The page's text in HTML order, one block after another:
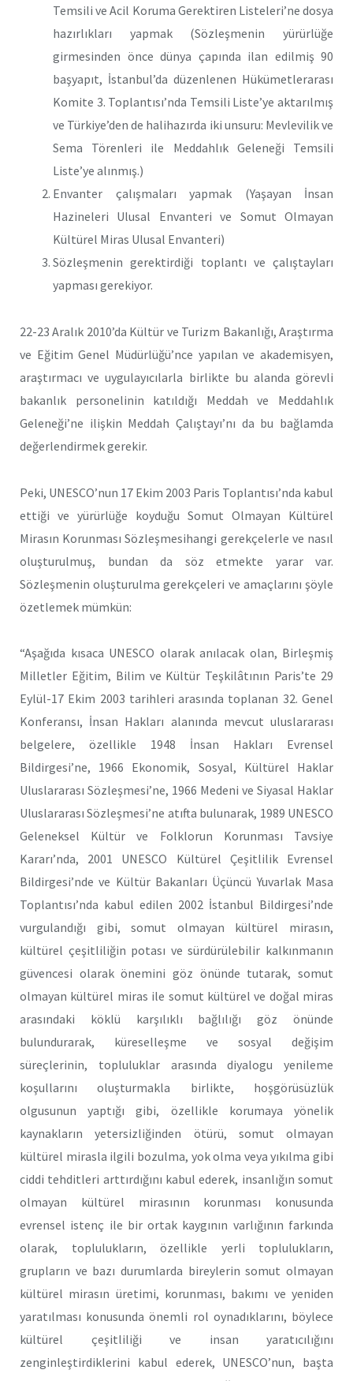
Temsili ve Acil Koruma Gerektiren Listeleri’ne dosya
hazırlıkları yapmak (Sözleşmenin yürürlüğe
girmesinden önce dünya çapında ilan edilmiş 90
başyapıt, İstanbul’da düzenlenen Hükümetlerarası
Komite 3. Toplantısı’nda Temsili Liste’ye aktarılmış
ve Türkiye’den de halihazırda iki unsuru: Mevlevilik ve
Sema Törenleri ile Meddahlık Geleneği Temsili
Liste’ye alınmış.)
Envanter çalışmaları yapmak (Yaşayan İnsan
Hazineleri Ulusal Envanteri ve Somut Olmayan
Kültürel Miras Ulusal Envanteri)
Sözleşmenin gerektirdiği toplantı ve çalıştayları
yapması gerekiyor.
22-23 Aralık 2010’da Kültür ve Turizm Bakanlığı, Araştırma
ve Eğitim Genel Müdürlüğü’nce yapılan ve akademisyen,
araştırmacı ve uygulayıcılarla birlikte bu alanda görevli
bakanlık personelinin katıldığı Meddah ve Meddahlık
Geleneği’ne ilişkin Meddah Çalıştayı’nı da bu bağlamda
değerlendirmek gerekir.
Peki, UNESCO’nun 17 Ekim 2003 Paris Toplantısı’nda kabul
ettiği ve yürürlüğe koyduğu Somut Olmayan Kültürel
Mirasın Korunması Sözleşmesihangi gerekçelerle ve nasıl
oluşturulmuş, bundan da söz etmekte yarar var.
Sözleşmenin oluşturulma gerekçeleri ve amaçlarını şöyle
özetlemek mümkün:
“Aşağıda kısaca UNESCO olarak anılacak olan, Birleşmiş
Milletler Eğitim, Bilim ve Kültür Teşkilâtının Paris’te 29
Eylül-17 Ekim 2003 tarihleri arasında toplanan 32. Genel
Konferansı, İnsan Hakları alanında mevcut uluslararası
belgelere, özellikle 1948 İnsan Hakları Evrensel
Bildirgesi’ne, 1966 Ekonomik, Sosyal, Kültürel Haklar
Uluslararası Sözleşmesi’ne, 1966 Medeni ve Siyasal Haklar
Uluslararası Sözleşmesi’ne atıfta bulunarak, 1989 UNESCO
Geleneksel Kültür ve Folklorun Korunması Tavsiye
Kararı’nda, 2001 UNESCO Kültürel Çeşitlilik Evrensel
Bildirgesi’nde ve Kültür Bakanları Üçüncü Yuvarlak Masa
Toplantısı’nda kabul edilen 2002 İstanbul Bildirgesi’nde
vurgulandığı gibi, somut olmayan kültürel mirasın,
kültürel çeşitliliğin potası ve sürdürülebilir kalkınmanın
güvencesi olarak önemini göz önünde tutarak, somut
olmayan kültürel miras ile somut kültürel ve doğal miras
arasındaki köklü karşılıklı bağlılığı göz önünde
bulundurarak, küreselleşme ve sosyal değişim
süreçlerinin, topluluklar arasında diyalogu yenileme
koşullarını oluşturmakla birlikte, hoşgörüsüzlük
olgusunun yaptığı gibi, özellikle korumaya yönelik
kaynakların yetersizliğinden ötürü, somut olmayan
kültürel mirasla ilgili bozulma, yok olma veya yıkılma gibi
ciddi tehditleri arttırdığını kabul ederek, insanlığın somut
olmayan kültürel mirasının korunması konusunda
evrensel istenç ile bir ortak kaygının varlığının farkında
olarak, toplulukların, özellikle yerli toplulukların,
grupların ve bazı durumlarda bireylerin somut olmayan
kültürel mirasın üretimi, korunması, bakımı ve yeniden
yaratılması konusunda önemli rol oynadıklarını, böylece
kültürel çeşitliliği ve insan yaratıcılığını
zenginleştirdiklerini kabul ederek, UNESCO’nun, başta